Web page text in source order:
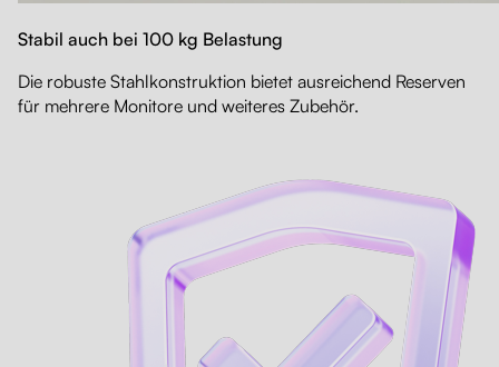
Stabil auch bei 100 kg Belastung
Die robuste Stahlkonstruktion bietet ausreichend Reserven
für mehrere Monitore und weiteres Zubehör.